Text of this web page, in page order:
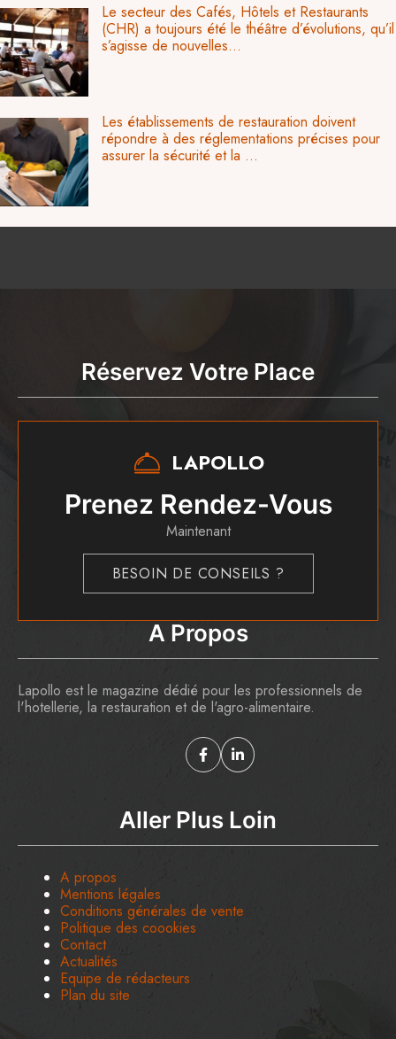
Le secteur des Cafés, Hôtels et Restaurants
(CHR) a toujours été le théâtre d’évolutions, qu’il
s’agisse de nouvelles...
Les établissements de restauration doivent
répondre à des réglementations précises pour
assurer la sécurité et la ...
A Propos
Lapollo est le magazine dédié pour les professionnels de
l'hotellerie, la restauration et de l'agro-alimentaire.
Réservez Votre Place
LAPOLLO
Prenez Rendez-Vous
Maintenant
BESOIN DE CONSEILS ?
Aller Plus Loin
A propos
Mentions légales
Conditions générales de vente
Politique des coookies
Contact
Actualités
Equipe de rédacteurs
Plan du site